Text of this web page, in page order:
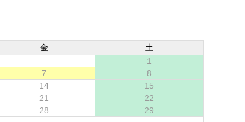
金
土
1
7
8
14
15
21
22
28
29